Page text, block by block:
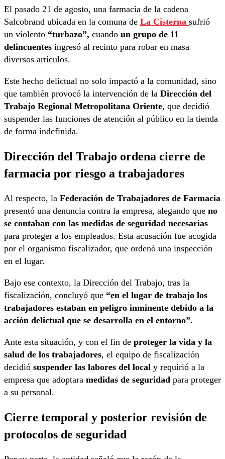
El pasado 21 de agosto, una farmacia de la cadena
Salcobrand ubicada en la comuna de La Cisterna sufrió
un violento “turbazo”, cuando un grupo de 11
delincuentes ingresó al recinto para robar en masa
diversos artículos.
Este hecho delictual no solo impactó a la comunidad, sino
que también provocó la intervención de la Dirección del
Trabajo Regional Metropolitana Oriente, que decidió
suspender las funciones de atención al público en la tienda
de forma indefinida.
Dirección del Trabajo ordena cierre de
farmacia por riesgo a trabajadores
Al respecto, la Federación de Trabajadores de Farmacia
presentó una denuncia contra la empresa, alegando que no
se contaban con las medidas de seguridad necesarias
para proteger a los empleados. Esta acusación fue acogida
por el organismo fiscalizador, que ordenó una inspección
en el lugar.
Bajo ese contexto, la Dirección del Trabajo, tras la
fiscalización, concluyó que “en el lugar de trabajo los
trabajadores estaban en peligro inminente debido a la
acción delictual que se desarrolla en el entorno”.
Ante esta situación, y con el fin de proteger la vida y la
salud de los trabajadores, el equipo de fiscalización
decidió suspender las labores del local y requirió a la
empresa que adoptara medidas de seguridad para proteger
a su personal.
Cierre temporal y posterior revisión de
protocolos de seguridad